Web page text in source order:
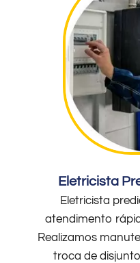
Eletricista
Eletricista
atendimento
Realizamos
troca de